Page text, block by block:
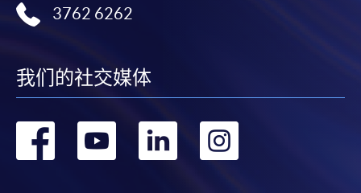
付方式之外，如就读学历颁授课程设有网上服务，学
员亦可以微信支付（Online WeChat Pay）、支付宝
参阅报名办法 -网上报名服务
3762 6262
我们的社交媒体
转 转 转 转